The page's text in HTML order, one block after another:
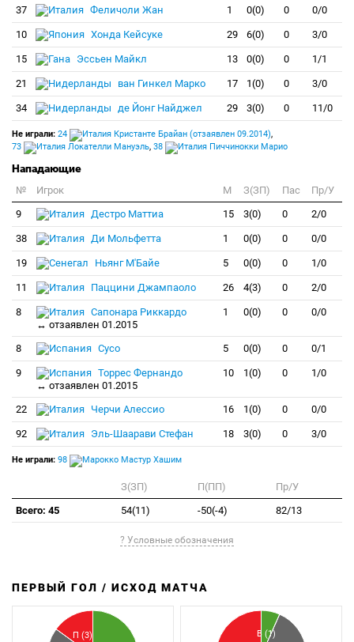
37 Феличоли Жан 1 0(0) 0 0/0
10 Хонда Кейсуке 29 6(0) 0 3/0
15 Эссьен Майкл 13 0(0) 0 1/1
21 ван Гинкел Марко 17 1(0) 0 3/0
34 де Йонг Найджел 29 3(0) 0 11/0
Не играли: 24 Кристанте Брайан (отзаявлен 09.2014),
73
Локателли Мануэль, 38 Пиччинокки Марио
Нападающие
№ Игрок M З(ЗП) Пас
Пр/У
9
Дестро Маттиа 15 3(0) 0 2/0
38 Ди Мольфетта 1 0(0) 0 0/0
19 Ньянг М'Байе 5 0(0) 0 1/0
11 Паццини Джампаоло 26 4(3) 0 2/0
8
Сапонара Риккардо
↔ отзаявлен 01.2015
1 0(0) 0 0/0
8 Сусо 5 0(0) 0 0/1
9
Торрес Фернандо
↔ отзаявлен 01.2015
10 1(0) 0 1/0
22 Черчи Алессио 16 1(0) 0 0/0
92 Эль-Шаарави Стефан 18 3(0) 0 3/0
Не играли: 98 Мастур Хашим
З(ЗП) П(ПП)
Пр/У
Всего: 45
54(11) -50(-4) 82/13
? Условные обозначения
ПЕРВЫЙ ГОЛ / ИСХОД МАТЧА
П (3) В (1)